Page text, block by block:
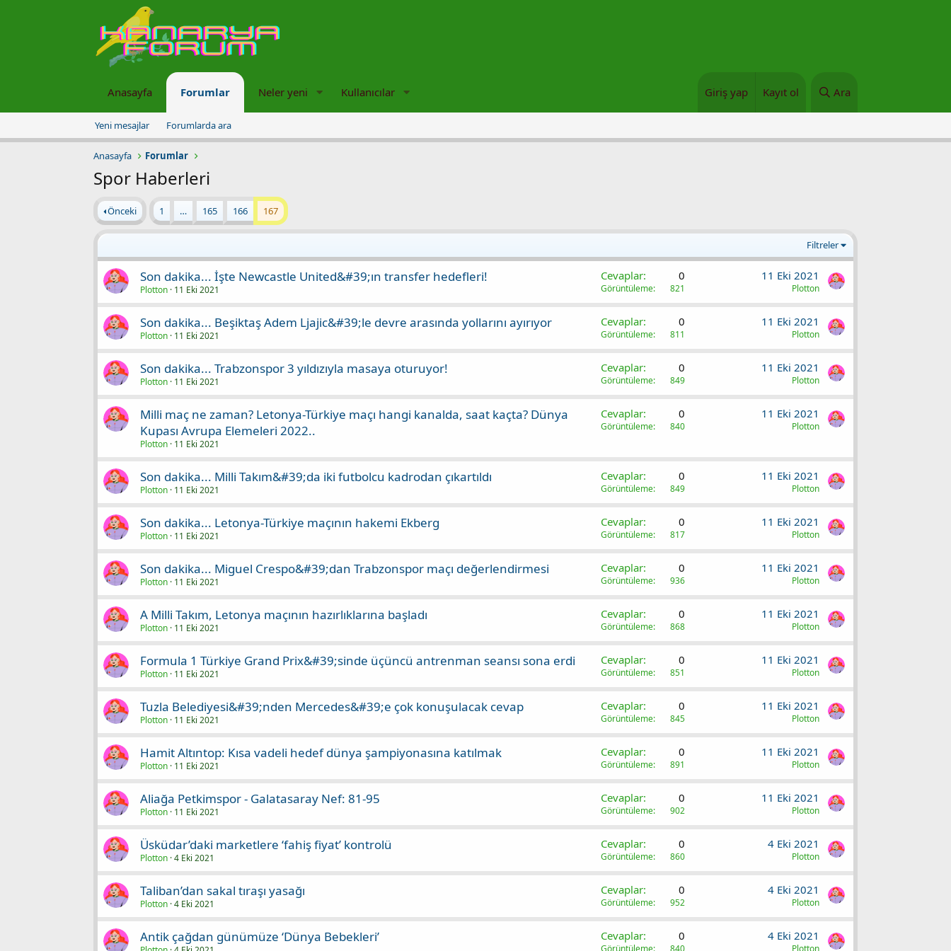
Anasayfa Forumlar Neler yeni Kullanıcılar Giriş yap Kayıt ol Ara
Yeni mesajlar Forumlarda ara
Anasayfa Forumlar
Spor Haberleri
Önceki 1 … 165 166 167
Filtreler
Son dakika... İşte Newcastle United&#39;ın transfer hedefleri!
Plotton 11 Eki 2021
Cevaplar 0
Görüntüleme 821
11 Eki 2021
Plotton
Son dakika... Beşiktaş Adem Ljajic&#39;le devre arasında yollarını ayırıyor
Plotton 11 Eki 2021
Cevaplar 0
Görüntüleme 811
11 Eki 2021
Plotton
Son dakika... Trabzonspor 3 yıldızıyla masaya oturuyor!
Plotton 11 Eki 2021
Cevaplar 0
Görüntüleme 849
11 Eki 2021
Plotton
Milli maç ne zaman? Letonya-Türkiye maçı hangi kanalda, saat kaçta? Dünya
Kupası Avrupa Elemeleri 2022..
Plotton 11 Eki 2021
Cevaplar 0
Görüntüleme 840
11 Eki 2021
Plotton
Son dakika... Milli Takım&#39;da iki futbolcu kadrodan çıkartıldı
Plotton 11 Eki 2021
Cevaplar 0
Görüntüleme 849
11 Eki 2021
Plotton
Son dakika... Letonya-Türkiye maçının hakemi Ekberg
Plotton 11 Eki 2021
Cevaplar 0
Görüntüleme 817
11 Eki 2021
Plotton
Son dakika... Miguel Crespo&#39;dan Trabzonspor maçı değerlendirmesi
Plotton 11 Eki 2021
Cevaplar 0
Görüntüleme 936
11 Eki 2021
Plotton
A Milli Takım, Letonya maçının hazırlıklarına başladı
Plotton 11 Eki 2021
Cevaplar 0
Görüntüleme 868
11 Eki 2021
Plotton
Formula 1 Türkiye Grand Prix&#39;sinde üçüncü antrenman seansı sona erdi
Plotton 11 Eki 2021
Cevaplar 0
Görüntüleme 851
11 Eki 2021
Plotton
Tuzla Belediyesi&#39;nden Mercedes&#39;e çok konuşulacak cevap
Plotton 11 Eki 2021
Cevaplar 0
Görüntüleme 845
11 Eki 2021
Plotton
Hamit Altıntop: Kısa vadeli hedef dünya şampiyonasına katılmak
Plotton 11 Eki 2021
Cevaplar 0
Görüntüleme 891
11 Eki 2021
Plotton
Aliağa Petkimspor - Galatasaray Nef: 81-95
Plotton 11 Eki 2021
Cevaplar 0
Görüntüleme 902
11 Eki 2021
Plotton
Üsküdar’daki marketlere ‘fahiş fiyat’ kontrolü
Plotton 4 Eki 2021
Cevaplar 0
Görüntüleme 860
4 Eki 2021
Plotton
Taliban’dan sakal tıraşı yasağı
Plotton 4 Eki 2021
Cevaplar 0
Görüntüleme 952
4 Eki 2021
Plotton
Antik çağdan günümüze ‘Dünya Bebekleri’ Cevaplar 0
Görüntüleme 840
4 Eki 2021
Plotton